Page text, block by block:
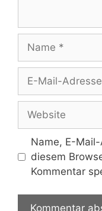
Name
Adresse
Website
Name, E-
diesem
Kommentar